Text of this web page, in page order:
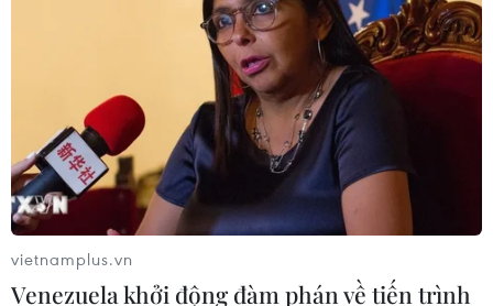
vietnamplus.vn
Venezuela khởi động đàm phán về tiến trình